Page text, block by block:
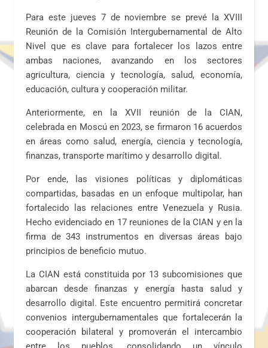
Para este jueves 7 de noviembre se prevé la XVIII
Reunión de la Comisión Intergubernamental de Alto
Nivel que es clave para fortalecer los lazos entre
ambas naciones, avanzando en los sectores
agricultura, ciencia y tecnología, salud, economía,
educación, cultura y cooperación militar.
Anteriormente, en la XVII reunión de la CIAN,
celebrada en Moscú en 2023, se firmaron 16 acuerdos
en áreas como salud, energía, ciencia y tecnología,
finanzas, transporte marítimo y desarrollo digital.
Por ende, las visiones políticas y diplomáticas
compartidas, basadas en un enfoque multipolar, han
fortalecido las relaciones entre Venezuela y Rusia.
Hecho evidenciado en 17 reuniones de la CIAN y en la
firma de 343 instrumentos en diversas áreas bajo
principios de beneficio mutuo.
La CIAN está constituida por 13 subcomisiones que
abarcan desde finanzas y energía hasta salud y
desarrollo digital. Este encuentro permitirá concretar
convenios intergubernamentales que fortalecerán la
cooperación bilateral y promoverán el intercambio